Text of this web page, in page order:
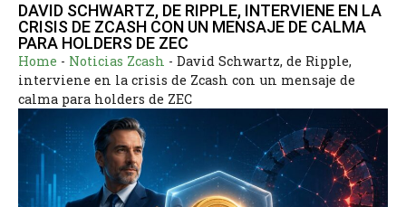
DAVID SCHWARTZ, DE RIPPLE, INTERVIENE EN LA
CRISIS DE ZCASH CON UN MENSAJE DE CALMA
PARA HOLDERS DE ZEC
Home - Noticias Zcash - David Schwartz, de Ripple,
interviene en la crisis de Zcash con un mensaje de
calma para holders de ZEC